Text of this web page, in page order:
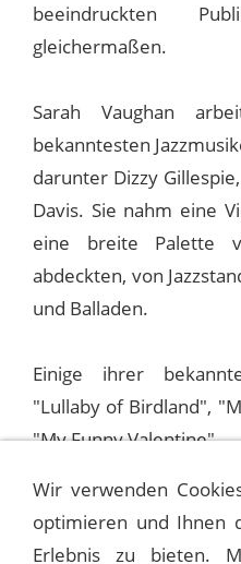
beeindruckten
gleichermaßen.
Sarah Vaughan
bekanntesten
darunter Dizzy
Davis. Sie nahm eine
eine breite Palette
abdeckten, von
und Balladen.
Einige ihrer
"Lullaby of Birdland",
"My Funny Valentine".
1975-11-15
Wir verwenden
optimieren und Ihnen
Erlebnis zu bieten.